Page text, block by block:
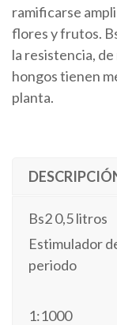
ramificarse
flores y frutos.
la resistencia,
hongos tienen
planta.
Bs2 0,5 litros
Estimulador
periodo
1:1000